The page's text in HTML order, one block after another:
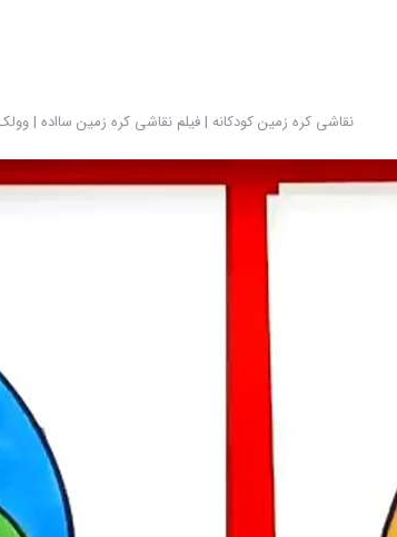
نقاشی کره زمین کودکانه | فیلم نقاشی کره زمین سااده |